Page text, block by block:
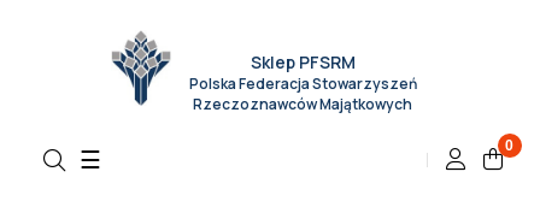
Sklep PFSRM
Polska Federacja Stowarzyszeń
Rzeczoznawców Majątkowych
0
Toggle
☰